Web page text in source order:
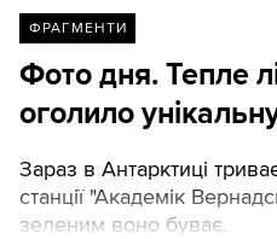
ФРАГМЕНТИ
Фото дня. Тепле
оголило
Зараз в Антарктиці
станції "Академік
зеленим воно буває.